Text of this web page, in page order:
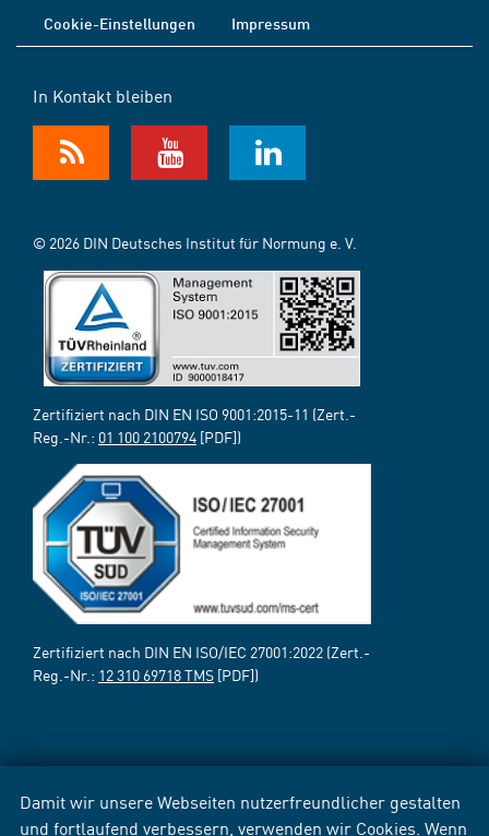
Damit wir unsere Webseiten nutzerfreundlicher gestalten
und fortlaufend verbessern, verwenden wir Cookies. Wenn
Cookie-Einstellungen
Impressum
In Kontakt bleiben
© 2026 DIN Deutsches Institut für Normung e. V.
Zertifiziert nach DIN EN ISO 9001:2015-11 (Zert.-
Reg.-Nr.: 01 100 2100794 [PDF])
Zertifiziert nach DIN EN ISO/IEC 27001:2022 (Zert.-
Reg.-Nr.: 12 310 69718 TMS [PDF])